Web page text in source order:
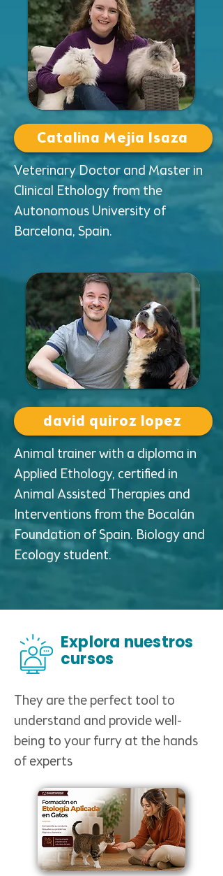
Catalina Mejia Isaza
Veterinary Doctor and Master in
Clinical Ethology from the
Autonomous University of
Barcelona, Spain.
david quiroz lopez
Animal trainer with a diploma in
Applied Ethology, certified in
Animal Assisted Therapies and
Interventions from the Bocalán
Foundation of Spain. Biology and
Ecology student.
Explora nuestros
cursos
They are the perfect tool to
understand and provide well-
being to your furry at the hands
of experts